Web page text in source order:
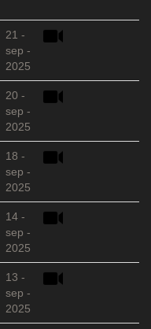
21 -
sep -
2025
20 -
sep -
2025
18 -
sep -
2025
14 -
sep -
2025
13 -
sep -
2025